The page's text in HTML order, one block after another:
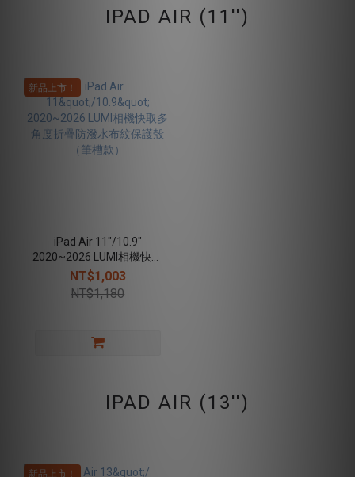
IPAD AIR (11'')
新品上市！
iPad Air 11"/10.9"
2020~2026 LUMI相機快取
多角度折疊防潑水布紋保
護殼（筆槽款）
NT$1,003
NT$1,180
IPAD AIR (13'')
新品上市！